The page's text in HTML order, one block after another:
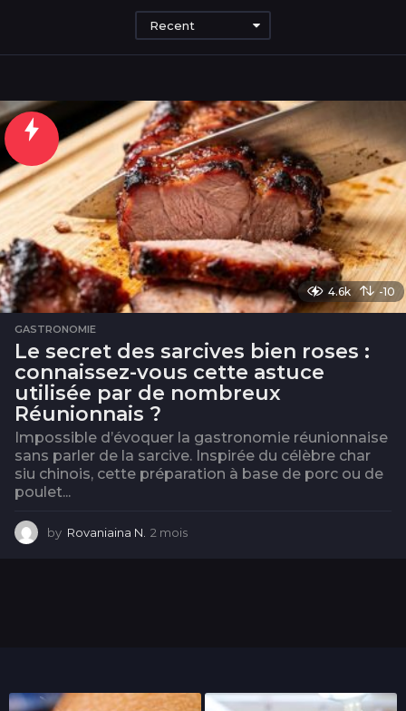
Recent
4.6k -10
GASTRONOMIE
Le secret des sarcives bien roses :
connaissez-vous cette astuce
utilisée par de nombreux
Réunionnais ?
Impossible d’évoquer la gastronomie réunionnaise
sans parler de la sarcive. Inspirée du célèbre char
siu chinois, cette préparation à base de porc ou de
poulet...
by Rovaniaina N. 2 mois